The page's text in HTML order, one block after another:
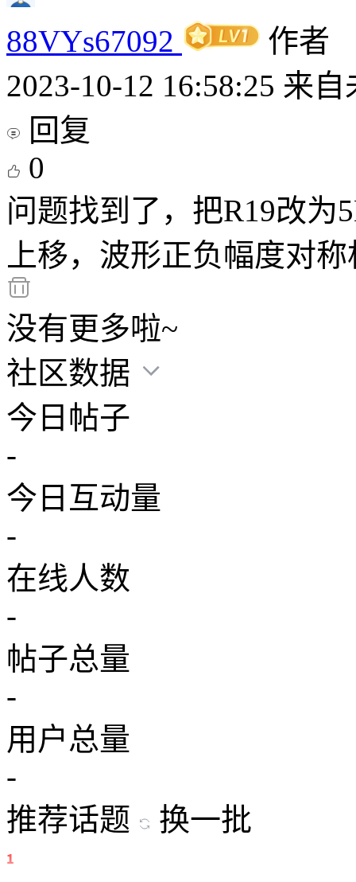
88VYs67092
作者
2023-10-12 16:58:25 来自
回复
0
问题找到了，把R19改为
上移，波形正负幅度对
没有更多啦~
社区数据
今日帖子
-
今日互动量
-
在线人数
-
帖子总量
-
用户总量
-
推荐话题
换一批